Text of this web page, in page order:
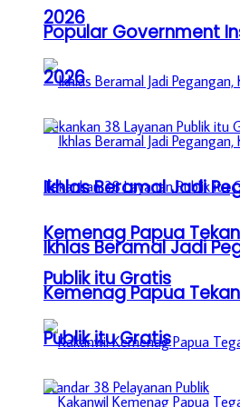
2026
Ikhlas Beramal Jadi
Kemenag Papua
Publik itu Gratis
Popular Government
2026
Ikhlas Beramal Jadi
Kemenag Papua
Publik itu Gratis